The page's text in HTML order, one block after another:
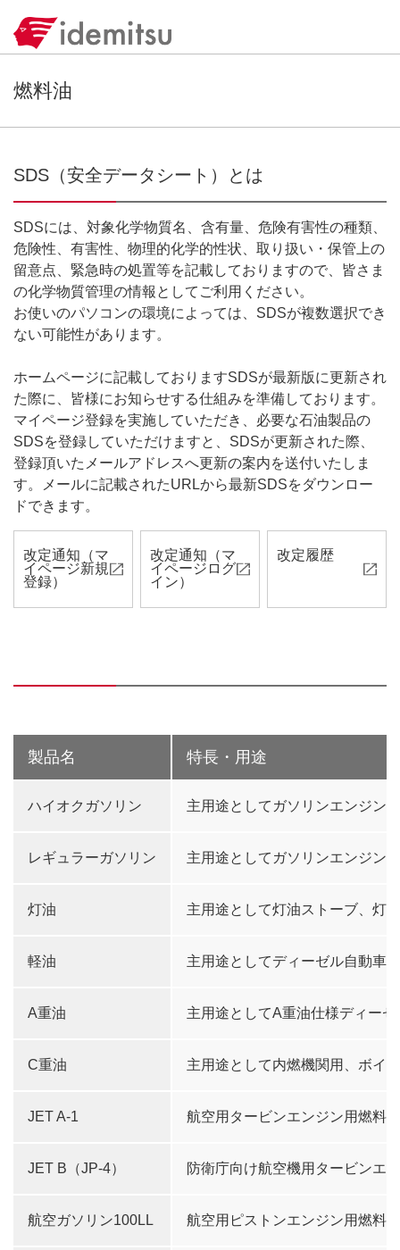
燃料油
SDS（安全データシート）とは
SDSには、対象化学物質名、含有量、危険有害性の種類、
危険性、有害性、物理的化学的性状、取り扱い・保管上の
留意点、緊急時の処置等を記載しておりますので、皆さま
の化学物質管理の情報としてご利用ください。
お使いのパソコンの環境によっては、SDSが複数選択でき
ない可能性があります。
ホームページに記載しておりますSDSが最新版に更新され
た際に、皆様にお知らせする仕組みを準備しております。
マイページ登録を実施していただき、必要な石油製品の
SDSを登録していただけますと、SDSが更新された際、
登録頂いたメールアドレスへ更新の案内を送付いたしま
す。メールに記載されたURLから最新SDSをダウンロー
ドできます。
改定通知（マ
イページ新規
登録）
改定通知（マ
イページログ
イン）
改定履歴
製品名 特長・用途
ハイオクガソリン 主用途としてガソリンエンジン
レギュラーガソリン 主用途としてガソリンエンジン
灯油 主用途として灯油ストーブ、灯
軽油 主用途としてディーゼル自動車
A重油 主用途としてA重油仕様ディー
C重油 主用途として内燃機関用、ボイ
JET A-1 航空用タービンエンジン用燃料
JET B（JP-4） 防衛庁向け航空機用タービンエ
航空ガソリン100LL 航空用ピストンエンジン用燃料